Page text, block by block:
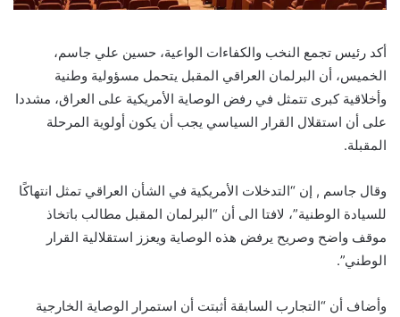
أكد رئيس تجمع النخب والكفاءات الواعية، حسين علي جاسم،
الخميس، أن البرلمان العراقي المقبل يتحمل مسؤولية وطنية
وأخلاقية كبرى تتمثل في رفض الوصاية الأمريكية على العراق، مشددا
على أن استقلال القرار السياسي يجب أن يكون أولوية المرحلة
المقبلة.
وقال جاسم , إن “التدخلات الأمريكية في الشأن العراقي تمثل انتهاكًا
للسيادة الوطنية”، لافتا الى أن “البرلمان المقبل مطالب باتخاذ
موقف واضح وصريح يرفض هذه الوصاية ويعزز استقلالية القرار
الوطني”.
وأضاف أن “التجارب السابقة أثبتت أن استمرار الوصاية الخارجية